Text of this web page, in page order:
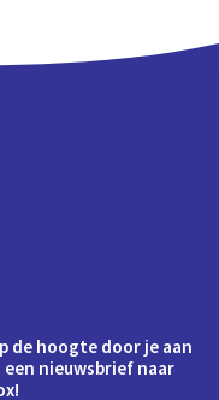
de hoogte door je aan
nieuwsbrief naar